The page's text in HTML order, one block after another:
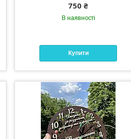
750 ₴
В наявності
Купити